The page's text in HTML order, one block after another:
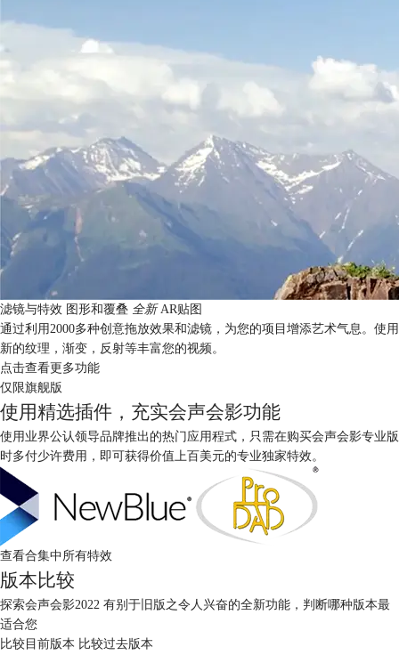
滤镜与特效 图形和覆叠 全新AR贴图
通过利用2000多种创意拖放效果和滤镜，为您的项目增添艺术气息。使用
新的纹理，渐变，反射等丰富您的视频。
点击查看更多功能
仅限旗舰版
使用精选插件，充实会声会影功能
使用业界公认领导品牌推出的热门应用程式，只需在购买会声会影专业版
时多付少许费用，即可获得价值上百美元的专业独家特效。
查看合集中所有特效
版本比较
探索会声会影2022 有别于旧版之令人兴奋的全新功能，判断哪种版本最
适合您
比较目前版本 比较过去版本